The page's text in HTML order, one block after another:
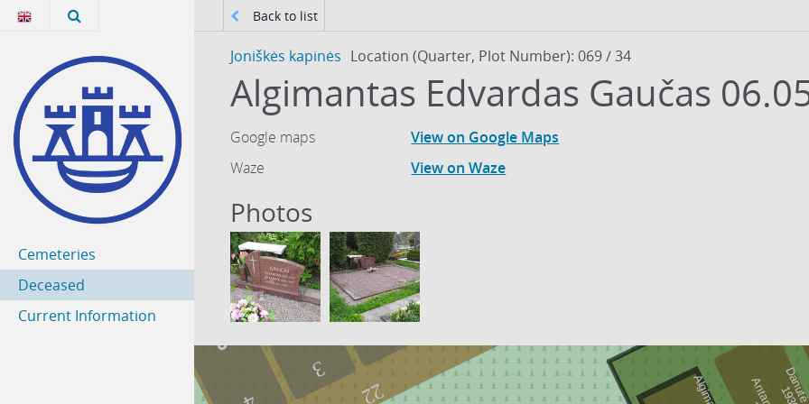
Cemeteries
Deceased
Current Information
Back to list
Joniškės kapinės Location (Quarter, Plot Number): 069 / 34
Algimantas Edvardas Gaučas
Google maps
View on Google Maps
Waze
View on Waze
Photos
22
3
9
3
0
-
2
0
2
9
0
8
-
1
9
9